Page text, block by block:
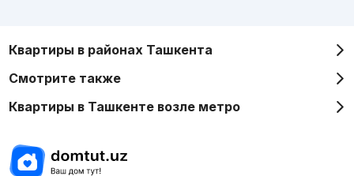
Квартиры в районах Ташкента
Смотрите также
Квартиры в Ташкенте возле метро